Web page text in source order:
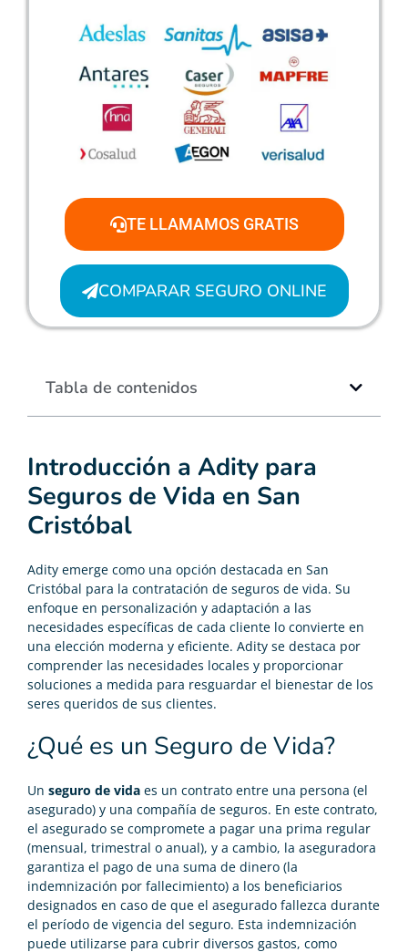
Introducción a Adity para
Seguros de Vida en San
Cristóbal
Adity emerge como una opción destacada en San
Cristóbal para la contratación de seguros de vida. Su
enfoque en personalización y adaptación a las
necesidades específicas de cada cliente lo convierte en
una elección moderna y eficiente. Adity se destaca por
comprender las necesidades locales y proporcionar
soluciones a medida para resguardar el bienestar de los
seres queridos de sus clientes.
¿Qué es un Seguro de Vida?
Un seguro de vida es un contrato entre una persona (el
asegurado) y una compañía de seguros. En este contrato,
el asegurado se compromete a pagar una prima regular
(mensual, trimestral o anual), y a cambio, la aseguradora
garantiza el pago de una suma de dinero (la
indemnización por fallecimiento) a los beneficiarios
designados en caso de que el asegurado fallezca durante
el período de vigencia del seguro. Esta indemnización
puede utilizarse para cubrir diversos gastos, como
TE LLAMAMOS GRATIS
COMPARAR SEGURO ONLINE
Tabla de contenidos